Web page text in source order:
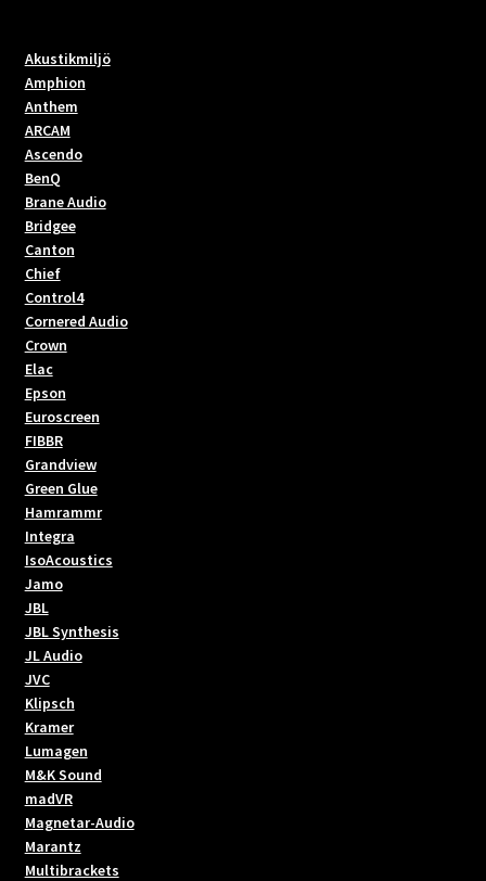
Akustikmiljö
Amphion
Anthem
ARCAM
Ascendo
BenQ
Brane Audio
Bridgee
Canton
Chief
Control4
Cornered Audio
Crown
Elac
Epson
Euroscreen
FIBBR
Grandview
Green Glue
Hamrammr
Integra
IsoAcoustics
Jamo
JBL
JBL Synthesis
JL Audio
JVC
Klipsch
Kramer
Lumagen
M&K Sound
madVR
Magnetar-Audio
Marantz
Multibrackets